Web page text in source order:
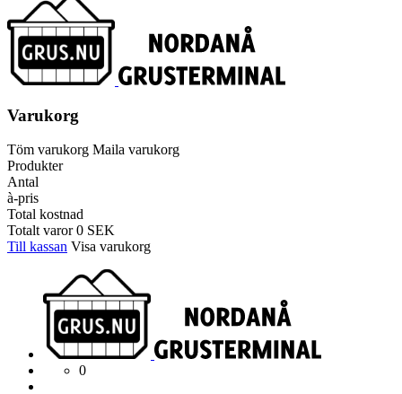
Varukorg
Töm varukorg Maila varukorg
Produkter
Antal
à-pris
Total kostnad
Totalt varor0 SEK
Till kassan Visa varukorg
0